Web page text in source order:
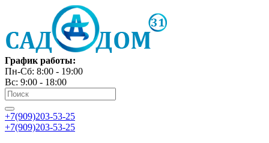
График работы:
Пн-Сб: 8:00 - 19:00
Вс: 9:00 - 18:00
+7(909)203-53-25
+7(909)203-53-25